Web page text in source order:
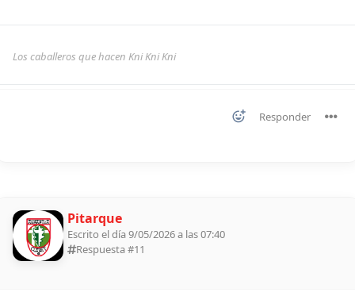
Los caballeros que hacen Kni Kni Kni
Responder
Pitarque
Escrito el día 9/05/2026 a las 07:40
Respuesta #11